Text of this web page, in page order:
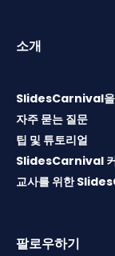
소개
SlidesCarnival을
자주 묻는 질문
팁 및 튜토리얼
SlidesCarnival
교사를 위한
팔로우하기